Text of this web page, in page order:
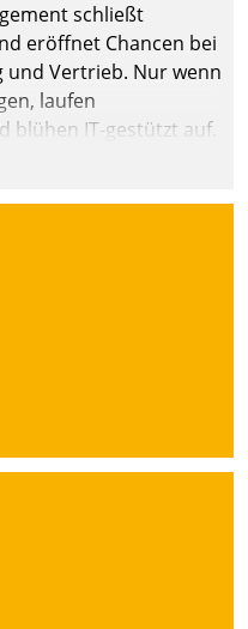
schließt
eröffnet Chancen bei
und Vertrieb. Nur wenn
laufen
blühen IT-gestützt auf.